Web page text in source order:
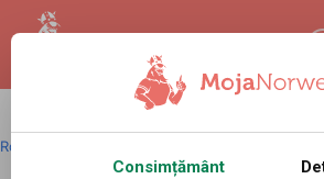
Română
Consimțământ